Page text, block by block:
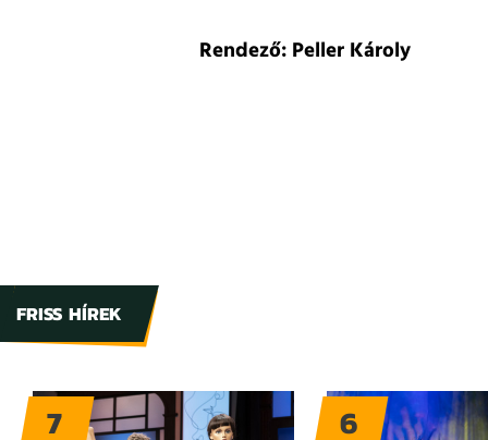
Rendező: Peller Károly
FRISS HÍREK
7 6